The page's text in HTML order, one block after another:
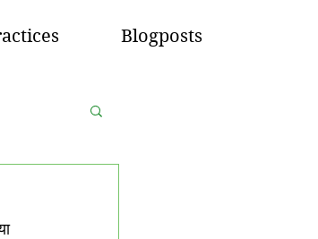
Blogposts